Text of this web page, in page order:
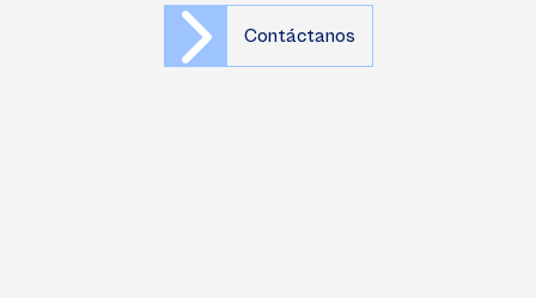
Contáctanos